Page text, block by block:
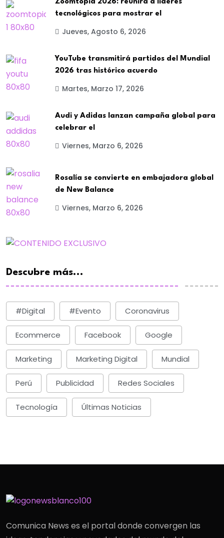
Zoomtopia 2026: reunirá a líderes
tecnológicos para mostrar el
Jueves, Agosto 6, 2026
YouTube transmitirá partidos del Mundial
2026 tras histórico acuerdo
Martes, Marzo 17, 2026
Audi y Adidas lanzan campaña global para
celebrar el
Viernes, Marzo 6, 2026
Rosalía se convierte en embajadora global
de New Balance
Viernes, Marzo 6, 2026
Descubre más...
#digital #evento Coronavirus
Ecommerce Facebook Google
Marketing Marketing Digital Mundial
Perú Publicidad Redes Sociales
Tecnología Últimas Noticias
Comunica News es el portal donde convergen las